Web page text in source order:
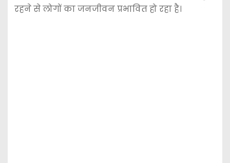
रहने से लोगों का जनजीवन प्रभावित हो रहा है।